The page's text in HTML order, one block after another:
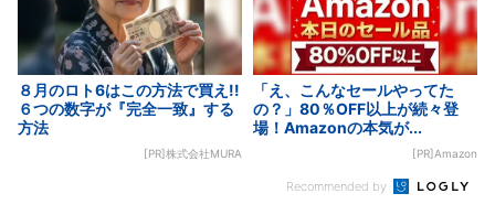
８月のロト6はこの方法で買え!!
６つの数字が『完全一致』する
方法
[PR]株式会社MURA
「え、こんなセールやってた
の？」80％OFF以上が続々登
場！Amazonの本気が...
[PR]Amazon
Recommended by